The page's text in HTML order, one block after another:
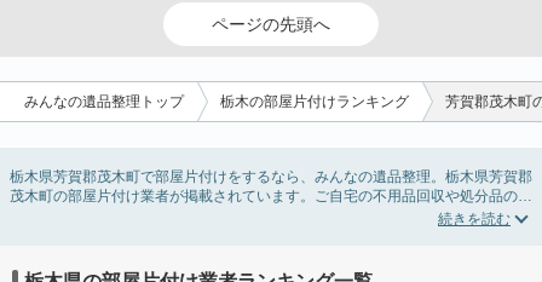
ページの先頭へ
みんなの遺品整理トップ 栃木の部屋片付けランキング 芳賀郡茂木町
栃木県芳賀郡茂木町で部屋片付けをするなら、みんなの遺品整理。栃木県芳賀郡
茂木町の部屋片付け業者が掲載されています。ご自宅の不用品回収や処分品の仕
分け、貴重品の捜索などの依頼ができます。栃木県芳賀郡茂木町の部屋片付けの
し検索してみましょう。部屋片付けはいつか着手しようと思っていると、ついつ